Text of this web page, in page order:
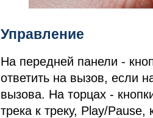
Управление
На передней панели -
ответить на вызов, если
вызова. На торцах -
трека к треку, Play/